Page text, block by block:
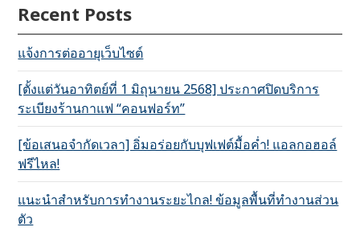
Recent Posts
แจ้งการต่ออายุเว็บไซต์
[ตั้งแต่วันอาทิตย์ที่ 1 มิถุนายน 2568] ประกาศปิดบริการ
ระเบียงร้านกาแฟ “คอนฟอร์ท”
[ข้อเสนอจำกัดเวลา] อิ่มอร่อยกับบุฟเฟต์มื้อค่ำ! แอลกอฮอล์
ฟรีไหล!
แนะนำสำหรับการทำงานระยะไกล! ข้อมูลพื้นที่ทำงานส่วน
ตัว